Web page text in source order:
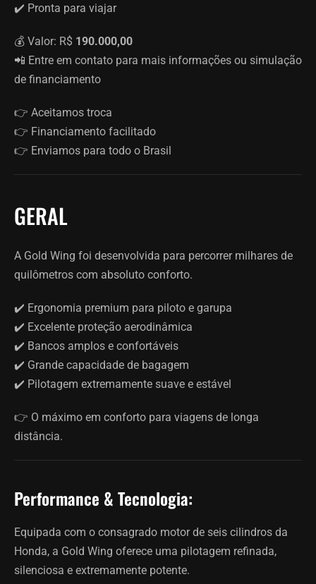
✔️ Pronta para viajar
💰 Valor: R$ 190.000,00
📲 Entre em contato para mais informações ou simulação
de financiamento
👉 Aceitamos troca
👉 Financiamento facilitado
👉 Enviamos para todo o Brasil
GERAL
A Gold Wing foi desenvolvida para percorrer milhares de
quilômetros com absoluto conforto.
✔️ Ergonomia premium para piloto e garupa
✔️ Excelente proteção aerodinâmica
✔️ Bancos amplos e confortáveis
✔️ Grande capacidade de bagagem
✔️ Pilotagem extremamente suave e estável
👉 O máximo em conforto para viagens de longa
distância.
Performance & Tecnologia:
Equipada com o consagrado motor de seis cilindros da
Honda, a Gold Wing oferece uma pilotagem refinada,
silenciosa e extremamente potente.